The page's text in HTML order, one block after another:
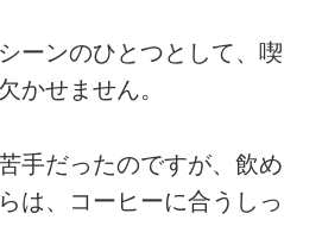
ーンのひとつとして、喫
かせません。
手だったのですが、飲め
は、コーヒーに合うしっ